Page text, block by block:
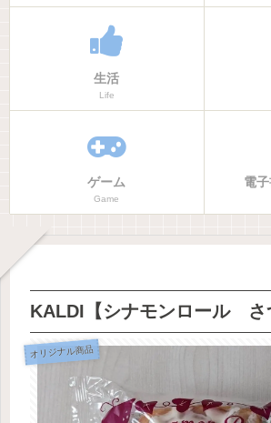
生活
Life
ゲーム
Game
電
KALDI【シナモンロール さ
オリジナル商品